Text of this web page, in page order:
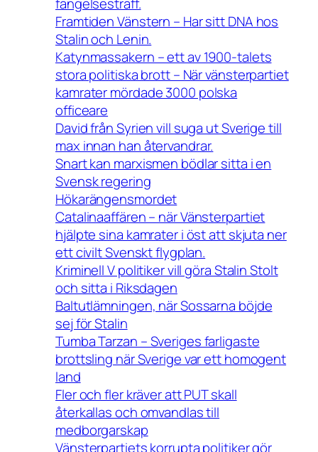
Framtiden Vänstern – Har sitt DNA hos
Stalin och Lenin.
Katynmassakern – ett av 1900-talets
stora politiska brott – När vänsterpartiet
kamrater mördade 3000 polska
officeare
David från Syrien vill suga ut Sverige till
max innan han återvandrar.
Snart kan marxismen bödlar sitta i en
Svensk regering
Hökarängensmordet
Catalinaaffären – när Vänsterpartiet
hjälpte sina kamrater i öst att skjuta ner
ett civilt Svenskt flygplan.
Kriminell V politiker vill göra Stalin Stolt
och sitta i Riksdagen
Baltutlämningen, när Sossarna böjde
sej för Stalin
Tumba Tarzan – Sveriges farligaste
brottsling när Sverige var ett homogent
land
Fler och fler kräver att PUT skall
återkallas och omvandlas till
medborgarskap
Vänsterpartiets korrupta politiker gör